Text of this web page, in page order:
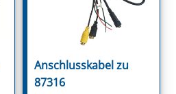
Anschlusskabel zu
87316